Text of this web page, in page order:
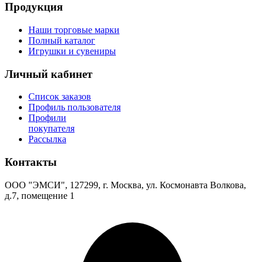
Продукция
Наши торговые марки
Полный каталог
Игрушки и сувениры
Личный кабинет
Список заказов
Профиль пользователя
Профили
покупателя
Рассылка
Контакты
ООО "ЭМСИ", 127299, г. Москва, ул. Космонавта Волкова,
д.7, помещение 1